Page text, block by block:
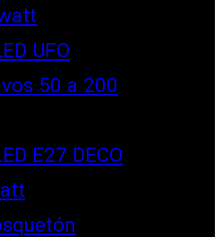
UFO
50 a 200
E27 DECO